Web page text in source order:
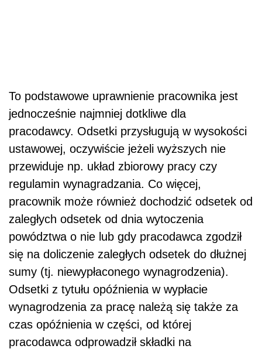
To podstawowe uprawnienie pracownika jest
jednocześnie najmniej dotkliwe dla
pracodawcy. Odsetki przysługują w wysokości
ustawowej, oczywiście jeżeli wyższych nie
przewiduje np. układ zbiorowy pracy czy
regulamin wynagradzania. Co więcej,
pracownik może również dochodzić odsetek od
zaległych odsetek od dnia wytoczenia
powództwa o nie lub gdy pracodawca zgodził
się na doliczenie zaległych odsetek do dłużnej
sumy (tj. niewypłaconego wynagrodzenia).
Odsetki z tytułu opóźnienia w wypłacie
wynagrodzenia za pracę należą się także za
czas opóźnienia w części, od której
pracodawca odprowadził składki na